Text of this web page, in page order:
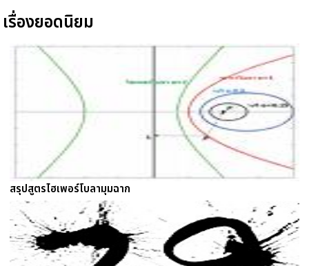
เรื่องยอดนิยม
สรุปสูตรไฮเพอร์โบลามุมฉาก